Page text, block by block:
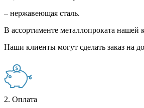
– нержавеющая сталь.
В ассортименте металлопроката нашей
Наши клиенты могут сделать заказ на
2. Оплата